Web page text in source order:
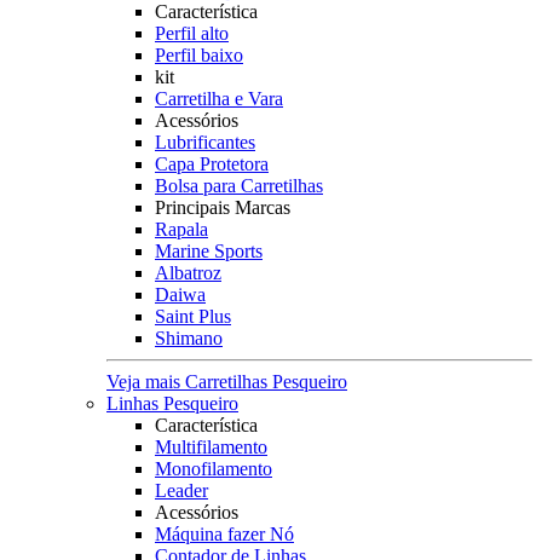
Característica
Perfil alto
Perfil baixo
kit
Carretilha e Vara
Acessórios
Lubrificantes
Capa Protetora
Bolsa para Carretilhas
Principais Marcas
Rapala
Marine Sports
Albatroz
Daiwa
Saint Plus
Shimano
Veja mais Carretilhas Pesqueiro
Linhas Pesqueiro
Característica
Multifilamento
Monofilamento
Leader
Acessórios
Máquina fazer Nó
Contador de Linhas